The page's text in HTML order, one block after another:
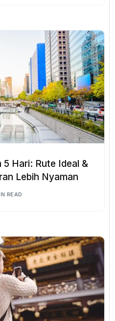
Hari: Rute Ideal &
Lebih Nyaman
READ